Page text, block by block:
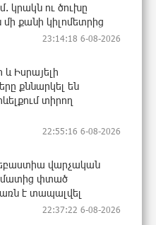
կրակն ու ծուխը
քանի կիլոմետրից
23:14:18 6-08-2026
Իսրայելի
քննարկել են
տիրող
22:55:16 6-08-2026
վարչական
փտած
է տապալվել
22:37:22 6-08-2026